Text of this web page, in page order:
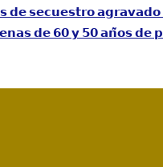
𝗱𝗲 𝘀𝗲𝗰𝘂𝗲𝘀𝘁𝗿𝗼
𝗱𝗲 𝟲𝟬 𝘆 𝟱𝟬 𝗮𝗻̃𝗼𝘀 𝗱𝗲